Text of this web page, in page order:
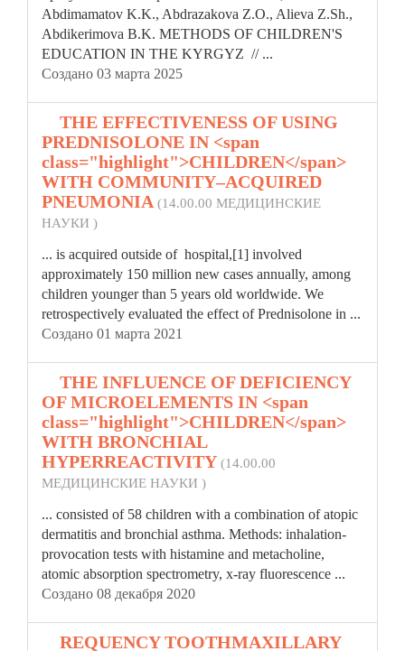
Abdimamatov K.K., Abdrazakova Z.O., Alieva Z.Sh.,
Abdikerimova B.K. METHODS OF CHILDREN'S
EDUCATION IN THE KYRGYZ // ...
Создано 03 марта 2025
THE EFFECTIVENESS OF USING
PREDNISOLONE IN <span
class="highlight">CHILDREN</span>
WITH COMMUNITY–ACQUIRED
PNEUMONIA (14.00.00 МЕДИЦИНСКИЕ
НАУКИ )
... is acquired outside of hospital,[1] involved
approximately 150 million new cases annually, among
children younger than 5 years old worldwide. We
retrospectively evaluated the effect of Prednisolone in ...
Создано 01 марта 2021
THE INFLUENCE OF DEFICIENCY
OF MICROELEMENTS IN <span
class="highlight">CHILDREN</span>
WITH BRONCHIAL
HYPERREACTIVITY (14.00.00
МЕДИЦИНСКИЕ НАУКИ )
... consisted of 58 children with a combination of atopic
dermatitis and bronchial asthma. Methods: inhalation-
provocation tests with histamine and metacholine,
atomic absorption spectrometry, x-ray fluorescence ...
Создано 08 декабря 2020
REQUENCY TOOTHMAXILLARY